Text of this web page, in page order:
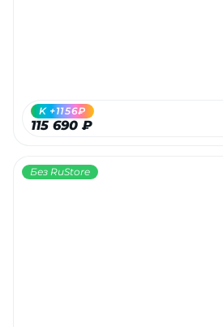
115 690 ₽
K +1156₽
Без RuStore